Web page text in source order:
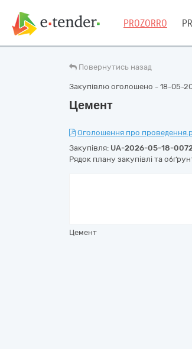
PROZORRO
Повернутись назад
Закупівлю оголошено - 18-05-
Цемент
Оголошення про
Закупівля: UA-2026-05-18-
Рядок плану закупівлі та
Цемент